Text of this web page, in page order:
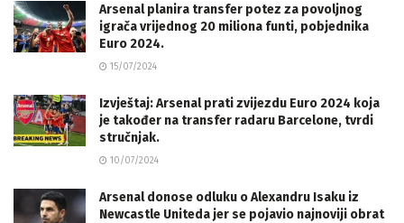
Arsenal planira transfer potez za povoljnog
igrača vrijednog 20 miliona funti, pobjednika
Euro 2024.
15/07/2024
Izvještaj: Arsenal prati zvijezdu Euro 2024 koja
je također na transfer radaru Barcelone, tvrdi
stručnjak.
10/07/2024
Arsenal donose odluku o Alexandru Isaku iz
Newcastle Uniteda jer se pojavio najnoviji obrat